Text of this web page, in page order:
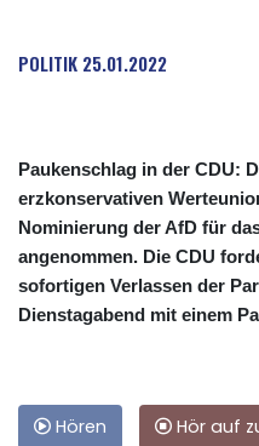
POLITIK 25.01.2022
Paukenschlag in der CDU:
erzkonservativen
Nominierung der AfD für
angenommen. Die CDU
sofortigen Verlassen der
Dienstagabend mit einem
Hören Hör auf